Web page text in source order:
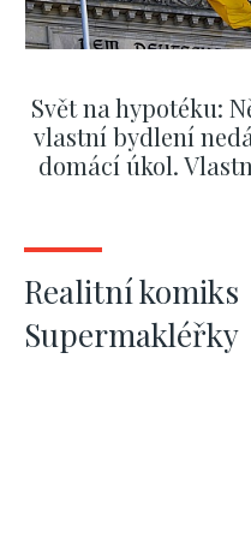
Svět na hypotéku:
vlastní bydlení
domácí úkol.
Realitní komiks
Supermakléřky